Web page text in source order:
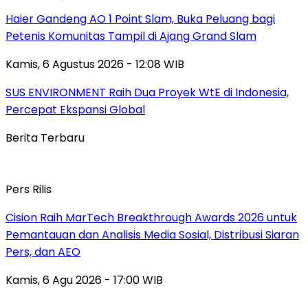
Haier Gandeng AO 1 Point Slam, Buka Peluang bagi
Petenis Komunitas Tampil di Ajang Grand Slam
Kamis, 6 Agustus 2026 - 12:08 WIB
SUS ENVIRONMENT Raih Dua Proyek WtE di Indonesia,
Percepat Ekspansi Global
Berita Terbaru
Pers Rilis
Cision Raih MarTech Breakthrough Awards 2026 untuk
Pemantauan dan Analisis Media Sosial, Distribusi Siaran
Pers, dan AEO
Kamis, 6 Agu 2026 - 17:00 WIB